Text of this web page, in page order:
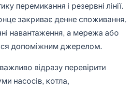
перемикання і резервні лінії.
закриває денне споживання,
навантаження, а мережа або
допоміжним джерелом.
відразу перевірити
насосів, котла,